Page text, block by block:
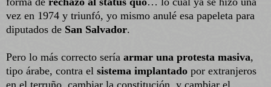
vez en 1974 y triunfó, yo mismo anulé esa papeleta para
diputados de San Salvador.
Pero lo más correcto sería armar una protesta masiva,
tipo árabe, contra el sistema implantado por extranjeros